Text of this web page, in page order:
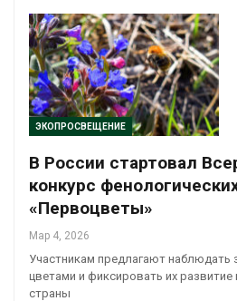
ЭКОПРОСВЕЩЕНИЕ
В России стартовал
конкурс
«Первоцветы»
Мар 4, 2026
Участникам предлагают наблюдать
цветами и фиксировать их развитие
страны